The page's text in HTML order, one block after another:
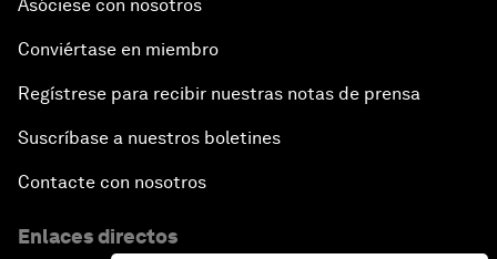
Asóciese con nosotros
Conviértase en miembro
Regístrese para recibir nuestras notas de prensa
Suscríbase a nuestros boletines
Contacte con nosotros
Enlaces directos